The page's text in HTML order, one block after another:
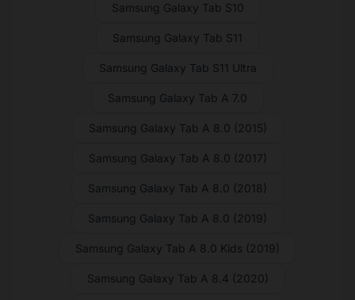
Samsung Galaxy Tab S10
Samsung Galaxy Tab S11
Samsung Galaxy Tab S11 Ultra
Samsung Galaxy Tab A 7.0
Samsung Galaxy Tab A 8.0 (2015)
Samsung Galaxy Tab A 8.0 (2017)
Samsung Galaxy Tab A 8.0 (2018)
Samsung Galaxy Tab A 8.0 (2019)
Samsung Galaxy Tab A 8.0 Kids (2019)
Samsung Galaxy Tab A 8.4 (2020)